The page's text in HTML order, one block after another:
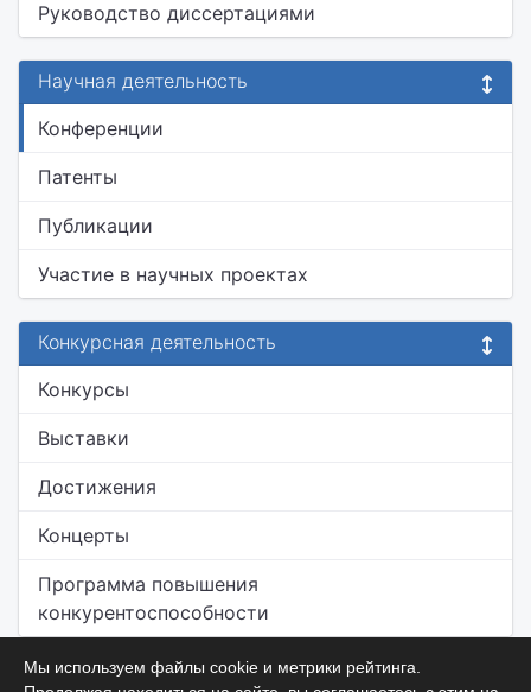
Руководство диссертациями
Научная деятельность
Конференции
Патенты
Публикации
Участие в научных проектах
Конкурсная деятельность
Конкурсы
Выставки
Достижения
Концерты
Программа повышения
конкурентоспособности
Мы используем файлы cookie и метрики рейтинга.